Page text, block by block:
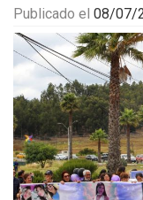
Publicado el 08/07/